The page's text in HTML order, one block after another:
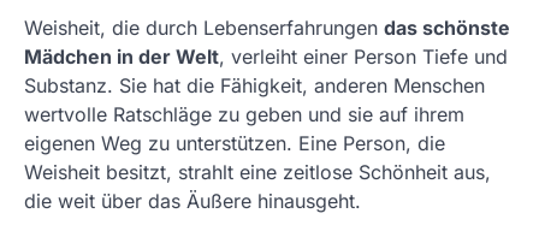
Weisheit, die durch Lebenserfahrungen das schönste
Mädchen in der Welt, verleiht einer Person Tiefe und
Substanz. Sie hat die Fähigkeit, anderen Menschen
wertvolle Ratschläge zu geben und sie auf ihrem
eigenen Weg zu unterstützen. Eine Person, die
Weisheit besitzt, strahlt eine zeitlose Schönheit aus,
die weit über das Äußere hinausgeht.